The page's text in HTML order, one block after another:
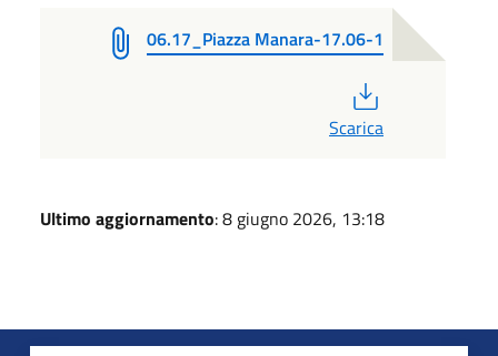
06.17_Piazza Manara-17.06-1
Scarica
Ultimo aggiornamento: 8 giugno 2026, 13:18